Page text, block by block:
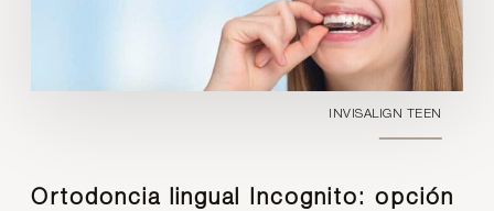
INVISALIGN TEEN
Ortodoncia lingual Incognito: opción